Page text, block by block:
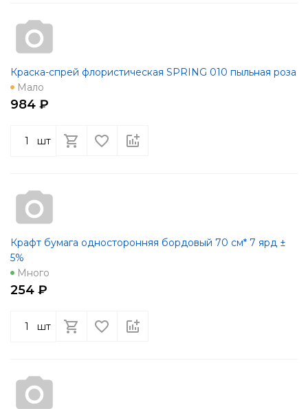
Краска-спрей флористическая SPRING 010 пыльная роза
Мало
984 ₽
шт
Крафт бумага односторонняя бордовый 70 см* 7 ярд ±
5%
Много
254 ₽
шт